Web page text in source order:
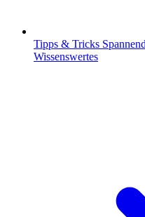
Tipps & Tricks
Wissenswertes